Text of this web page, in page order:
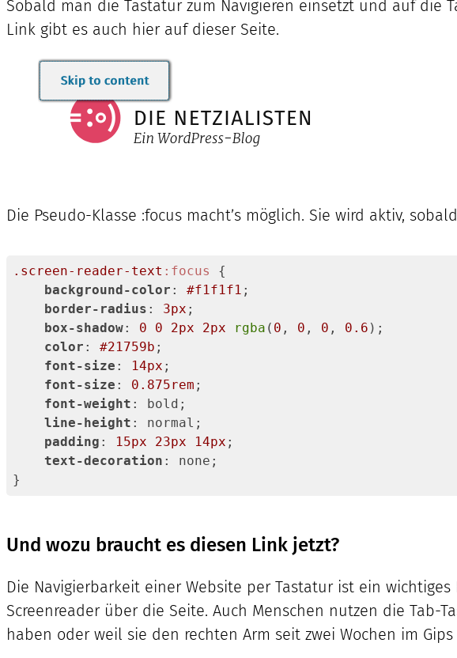
CSS
( css
Sobald man die Tastatur zum Navigieren einsetzt und auf die
Link gibt es auch hier auf dieser Seite.
Die Pseudo-Klasse :focus macht’s möglich. Sie wird aktiv,
.screen-reader-text :focus
{
background-color : #f1f1f1 ;
border-radius : 3px ;
box-shadow: 0 0 2px 2px rgba ( 0 , 0 , 0 , 0.6 );
color : #21759b ;
font-size : 14px ;
font-size : 0.875rem ;
font-weight : bold;
line-height : normal;
padding : 15px 23px 14px ;
text-decoration : none;
}
(css)
Und wozu braucht es diesen Link jetzt?
Die Navigierbarkeit einer Website per Tastatur ist ein
Screenreader über die Seite. Auch Menschen nutzen die Tab-
haben oder weil sie den rechten Arm seit zwei Wochen im Gips